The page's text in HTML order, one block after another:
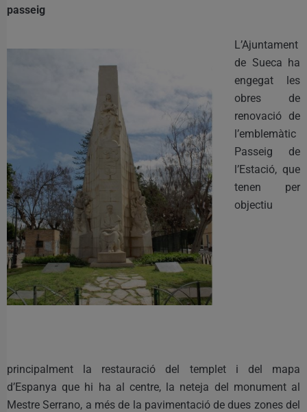
passeig
L’Ajuntament
de Sueca ha
engegat les
obres de
renovació de
l’emblemàtic
Passeig de
l’Estació, que
tenen per
objectiu
principalment la restauració del templet i del mapa
d’Espanya que hi ha al centre, la neteja del monument al
Mestre Serrano, a més de la pavimentació de dues zones del